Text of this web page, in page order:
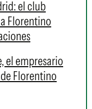
el club
Florentino
el empresario
Florentino